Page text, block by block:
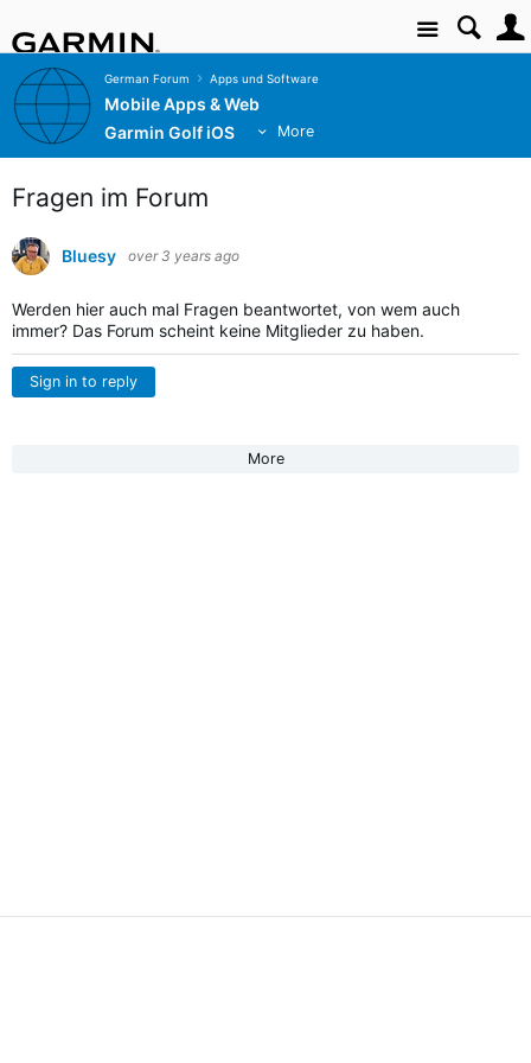
Site
German Forum Apps und Software
Mobile Apps & Web
Garmin Golf iOS
More
Fragen im Forum
Bluesy over 3 years ago
Werden hier auch mal Fragen beantwortet, von wem auch
immer? Das Forum scheint keine Mitglieder zu haben.
Sign in to reply
More